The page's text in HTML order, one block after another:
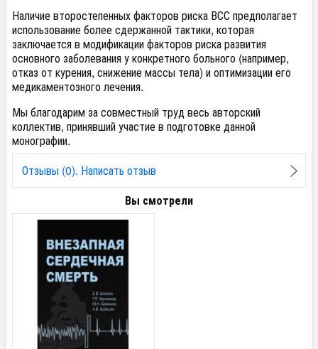
Наличие второстепенных факторов риска ВСС предполагает
использование более сдержанной тактики, которая
заключается в модификации факторов риска развития
основного заболевания у конкретного больного (например,
отказ от курения, снижение массы тела) и оптимизации его
медикаментозного лечения.
Мы благодарим за совместный труд весь авторский
коллектив, принявший участие в подготовке данной
монографии.
Отзывы (0). Написать отзыв
Вы смотрели